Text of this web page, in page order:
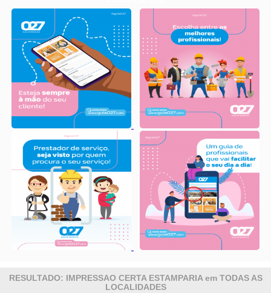
RESULTADO: IMPRESSAO CERTA ESTAMPARIA em TODAS AS
LOCALIDADES